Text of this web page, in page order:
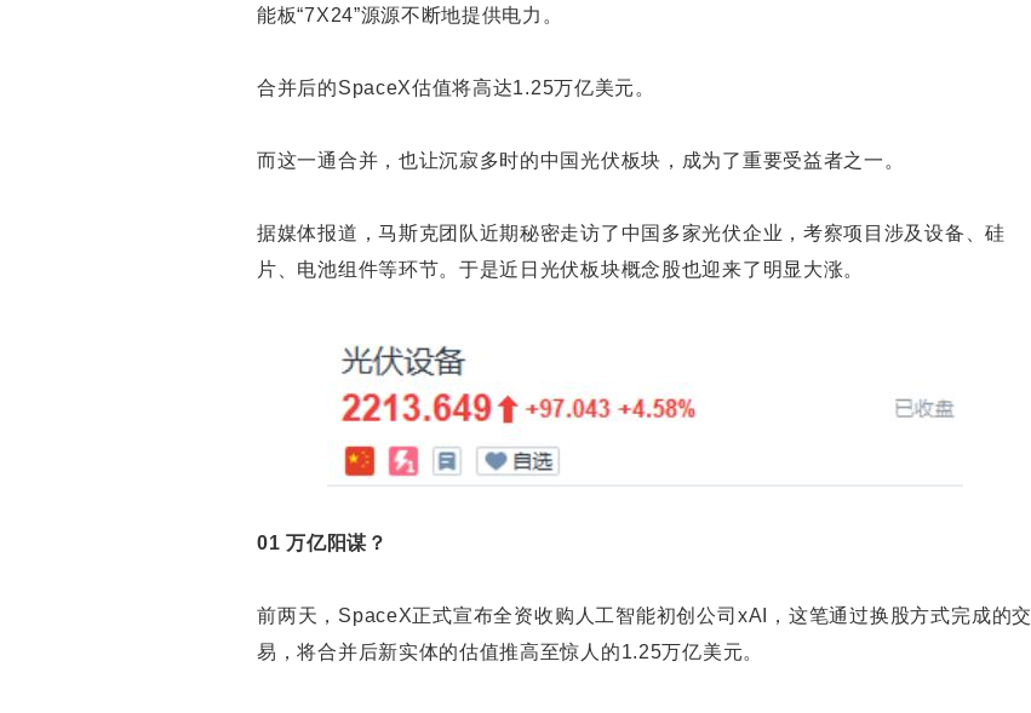
能板“7X24”源源不断地提供电力。
合并后的SpaceX估值将高达1.25万亿美元。
而这一通合并，也让沉寂多时的中国光伏板块，成为了重要受益者之一。
据媒体报道，马斯克团队近期秘密走访了中国多家光伏企业，考察项目涉及设备、硅
片、电池组件等环节。于是近日光伏板块概念股也迎来了明显大涨。
01 万亿阳谋？
前两天，SpaceX正式宣布全资收购人工智能初创公司xAI，这笔通过换股方式完成的交
易，将合并后新实体的估值推高至惊人的1.25万亿美元。